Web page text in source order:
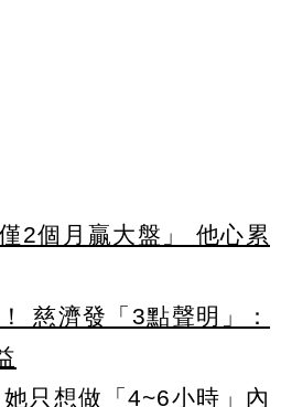
2個月贏大盤」 他心累
慈濟發「3點聲明」：
只想做「4~6小時」內